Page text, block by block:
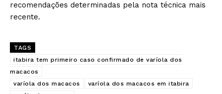
recomendações determinadas pela nota técnica mais
recente.
TAGS
itabira tem primeiro caso confirmado de varíola dos
macacos
varíola dos macacos
varíola dos macacos em itabira